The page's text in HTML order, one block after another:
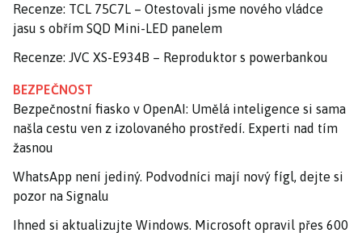
Recenze: TCL 75C7L – Otestovali jsme nového vládce
jasu s obřím SQD Mini-LED panelem
Recenze: JVC XS-E934B – Reproduktor s powerbankou
BEZPEČNOST
Bezpečnostní fiasko v OpenAI: Umělá inteligence si sama
našla cestu ven z izolovaného prostředí. Experti nad tím
žasnou
WhatsApp není jediný. Podvodníci mají nový fígl, dejte si
pozor na Signalu
Ihned si aktualizujte Windows. Microsoft opravil přes 600